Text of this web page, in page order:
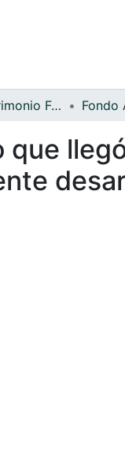
Archivo del Patrimonio Fotográfico y Fílmico del Valle del Cauca
que